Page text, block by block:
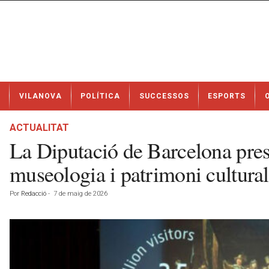
t
VILANOVA POLÍTICA SUCCESSOS ESPORTS
ACTUALITAT
La Diputació de Barcelona
museologia i patrimoni cultural
Por Redacció - 7 de maig de 2026